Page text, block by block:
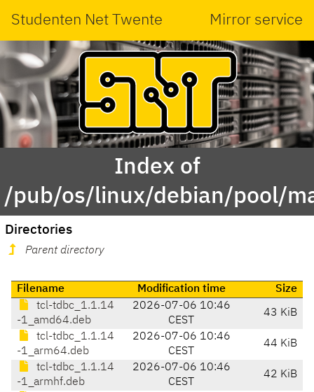
Studenten Net Twente Mirror service
Index of
/pub/os/linux/debian/pool/
Directories
Parent directory
Filename Modification time
Size
tcl-tdbc_1.1.14
-1_amd64.deb
2026-07-06 10:46
CEST
43 KiB
tcl-tdbc_1.1.14
-1_arm64.deb
2026-07-06 10:46
CEST
44 KiB
tcl-tdbc_1.1.14
-1_armhf.deb
2026-07-06 10:46
CEST
42 KiB